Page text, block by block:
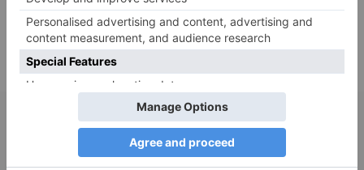
Ankündigung veröffentlicht in :
Ortschaften:Frankreich-Auvergne-Rhône-Alpes-Chadron
Kefir de Früchte
Freigabemodi:Mailing,Manuelle Zustellung